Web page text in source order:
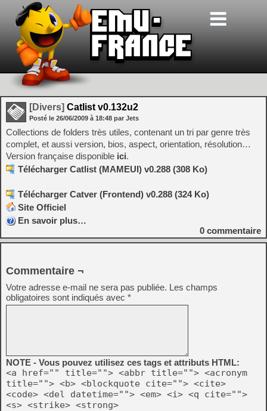
[Divers] Catlist v0.132u2
Posté le 26/06/2009 à 18:48 par Jets
Collections de folders très utiles, contenant un tri par genre très
complet, et aussi version, bios, aspect, orientation, résolution…
Version française disponible ici.
Télécharger Catlist (MAMEUI) v0.288 (308 Ko)
Télécharger Catver (Frontend) v0.288 (324 Ko)
Site Officiel
En savoir plus…
0 commentaire
Commentaire ¬
Votre adresse e-mail ne sera pas publiée. Les champs
obligatoires sont indiqués avec *
NOTE - Vous pouvez utilisez ces tags et attributs HTML:
<a href="" title=""> <abbr title=""> <acronym
title=""> <b> <blockquote cite=""> <cite>
<code> <del datetime=""> <em> <i> <q cite="">
<s> <strike> <strong>